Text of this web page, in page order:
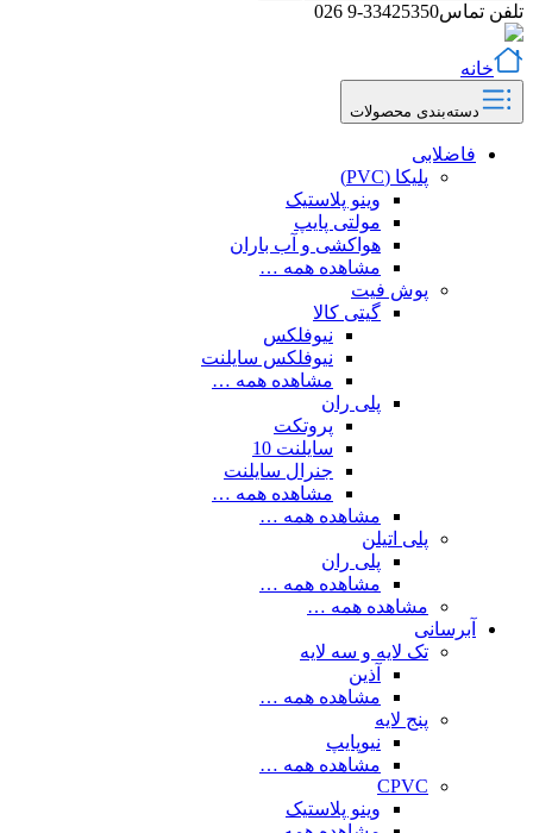
تلفن تماس33425350-9 026
خانه
دسته‌بندی محصولات
فاضلابی
پلیکا (PVC)
وینو پلاستیک
مولتی پایپ
هواکشی و آب باران
مشاهده همه …
پوش فیت
گیتی کالا
نیوفلکس
نیوفلکس سایلنت
مشاهده همه …
پلی ران
پروتکت
سایلنت 10
جنرال سایلنت
مشاهده همه …
مشاهده همه …
پلی اتیلن
پلی ران
مشاهده همه …
مشاهده همه …
آبرسانی
تک لایه و سه لایه
آذین
مشاهده همه …
پنج لایه
نیوپایپ
مشاهده همه …
CPVC
وینو پلاستیک